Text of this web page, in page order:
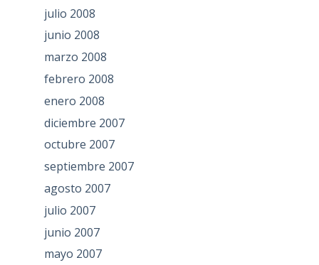
julio 2008
junio 2008
marzo 2008
febrero 2008
enero 2008
diciembre 2007
octubre 2007
septiembre 2007
agosto 2007
julio 2007
junio 2007
mayo 2007